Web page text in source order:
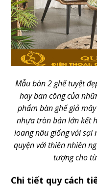
Mẫu bàn 2 ghế tuyệt
hay ban công của
phẩm bàn ghế giả
nhựa tròn bản lớn kết
loang nâu giống với
quyện với thiên nhiên
tượng cho
Chi tiết quy cách